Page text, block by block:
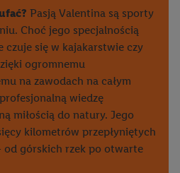
Pasją Valentina są sporty
Choć jego specjalnością
czuje się w kajakarstwie czy
ogromnemu
na zawodach na całym
wiedzę
miłością do natury. Jego
kilometrów przepłyniętych
od górskich rzek po otwarte